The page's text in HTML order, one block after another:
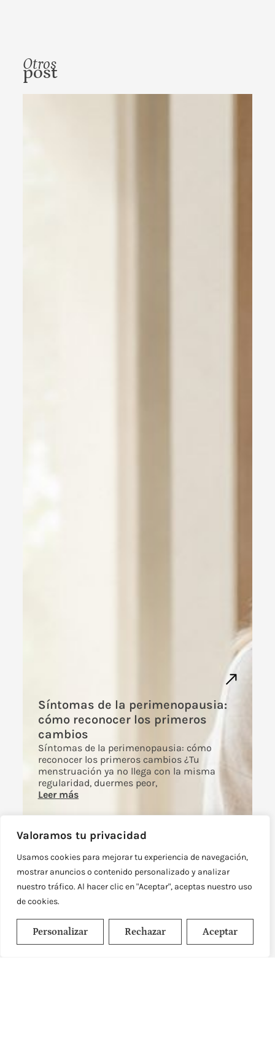
Valoramos tu privacidad
Usamos cookies para mejorar tu experiencia de navegación,
mostrar anuncios o contenido personalizado y analizar
nuestro tráfico. Al hacer clic en "Aceptar", aceptas nuestro uso
de cookies.
Personalizar Rechazar Aceptar
Otros
post
Síntomas de la perimenopausia:
cómo reconocer los primeros
cambios
Síntomas de la perimenopausia: cómo
reconocer los primeros cambios ¿Tu
menstruación ya no llega con la misma
regularidad, duermes peor,
Leer más